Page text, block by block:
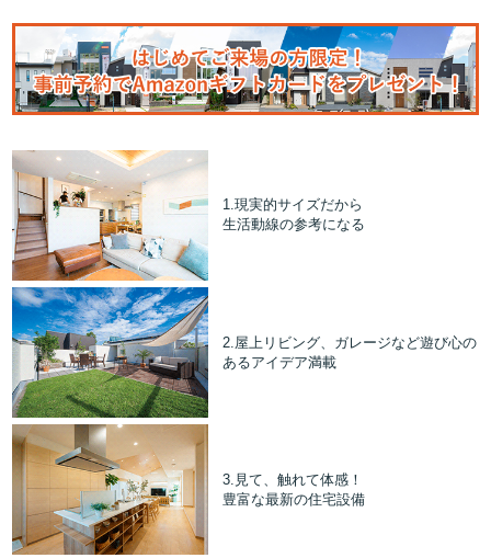
1.現実的サイズだから
生活動線の参考になる
2.屋上リビング、ガレージなど遊び心の
あるアイデア満載
3.見て、触れて体感！
豊富な最新の住宅設備